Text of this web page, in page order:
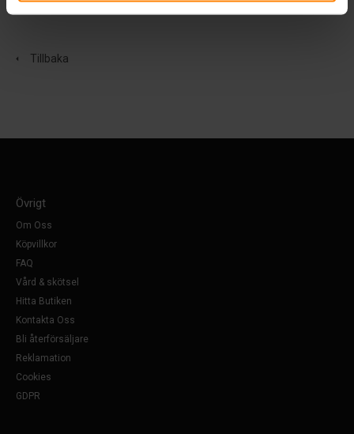
Tillbaka
Övrigt
Om Oss
Köpvillkor
FAQ
Vård & skötsel
Hitta Butiken
Kontakta Oss
Bli återförsäljare
Reklamation
Cookies
GDPR